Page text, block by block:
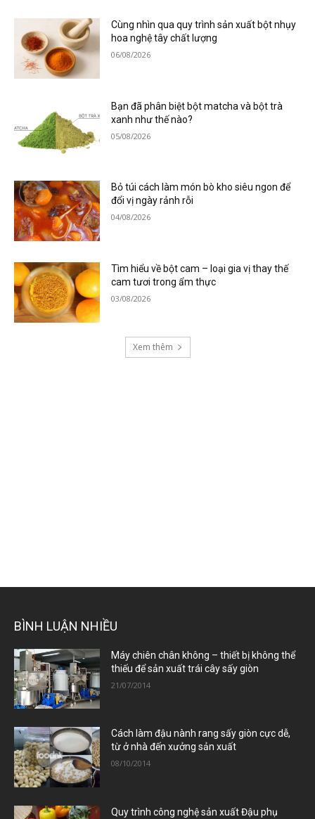
Cùng nhìn qua quy trình sản xuất bột nhụy
hoa nghệ tây chất lượng
06/08/2026
Bạn đã phân biệt bột matcha và bột trà
xanh như thế nào?
05/08/2026
Bỏ túi cách làm món bò kho siêu ngon để
đổi vị ngày rảnh rỗi
04/08/2026
Tìm hiểu về bột cam – loại gia vị thay thế
cam tươi trong ẩm thực
03/08/2026
Xem thêm
BÌNH LUẬN NHIỀU
Máy chiên chân không – thiết bị không thể
thiếu để sản xuất trái cây sấy giòn
21/07/2014
Cách làm đậu nành rang sấy giòn cực dễ,
từ ở nhà đến xưởng sản xuất
08/10/2014
Quy trình công nghệ sản xuất Đậu phụ